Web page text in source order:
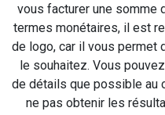
vous facturer une somme
termes monétaires, il est
de logo, car il vous permet
le souhaitez. Vous
de détails que possible au
ne pas obtenir les